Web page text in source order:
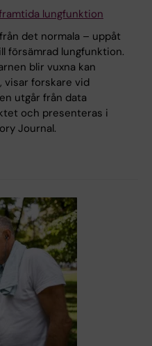
lungfunktion
det normala – uppåt
försämrad lungfunktion.
blir vuxna kan
visar forskare vid
utgår från data
och presenteras i
Journal.